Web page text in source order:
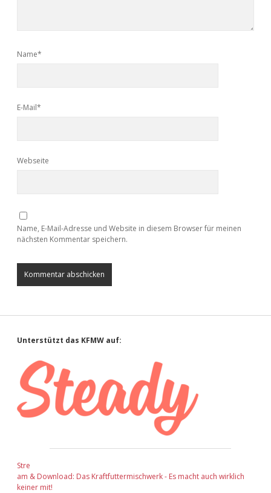
Name*
E-Mail*
Webseite
Name, E-Mail-Adresse und Website in diesem Browser für meinen
nächsten Kommentar speichern.
Sidebar
Unterstützt das KFMW auf:
Stre
am & Download: Das Kraftfuttermischwerk - Es macht auch wirklich
keiner mit!